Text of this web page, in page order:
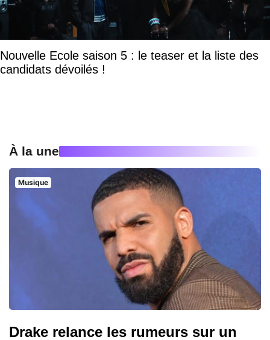
Nouvelle Ecole saison 5 : le teaser et la liste des
candidats dévoilés !
À la une
Musique
Drake relance les rumeurs sur un